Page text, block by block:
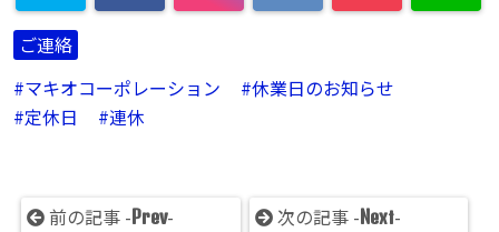
ご連絡
マキオコーポレーション
休業日のお知らせ
定休日
連休
前の記事 -Prev- 次の記事 -Next-